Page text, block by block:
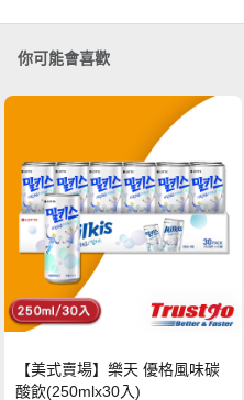
你可能會喜歡
【美式賣場】樂天 優格風味碳
酸飲(250mlx30入)